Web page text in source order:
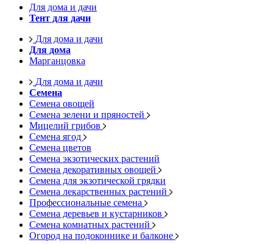
Для дома и дачи
Тент для дачи
Для дома и дачи
Для дома
Марганцовка
Для дома и дачи
Семена
Семена овощей
Семена зелени и пряностей
Мицелий грибов
Семена ягод
Семена цветов
Семена экзотических растений
Семена декоративных овощей
Семена для экзотической грядки
Семена лекарственных растений
Профессиональные семена
Семена деревьев и кустарников
Семена комнатных растений
Огород на подоконнике и балконе